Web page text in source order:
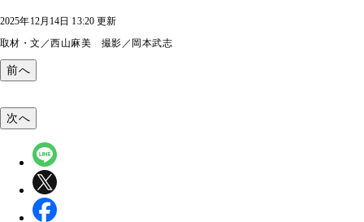
2025年12月14日 13:20 更新
取材・文／西山麻美 撮影／岡本武志
前へ
次へ